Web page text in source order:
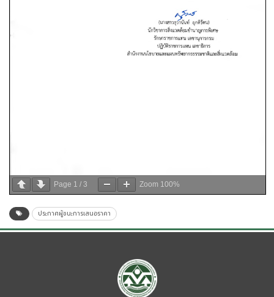
Page 1 / 3 Zoom 100%
ประกาศผู้ชนะการเสนอราคา